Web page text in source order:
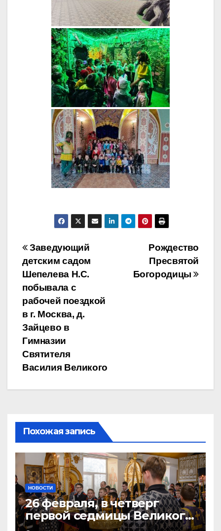
Навигация
по
записям
Рождество
Пресвятой
Богородицы
Заведующий
детским садом
Шепелева Н.С.
побывала с
рабочей поездкой
в г. Москва, д.
Зайцево в
Гимназии
Святителя
Василия Великого
Похожая запись
НОВОСТИ
26 февраля, в четверг
первой седмицы Великого
Поста, в Свято-Никольском